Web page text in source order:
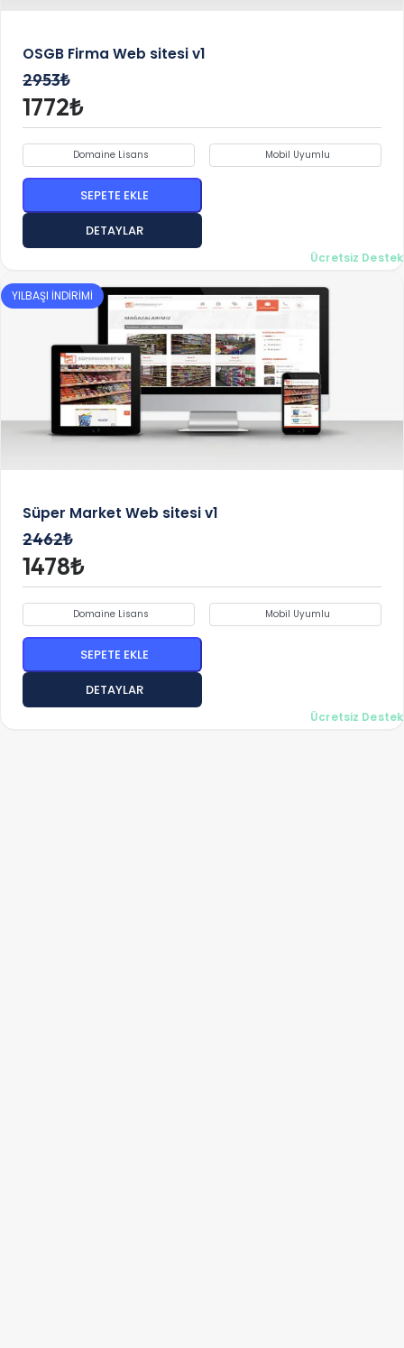
OSGB Firma Web sitesi v1
2953₺
1772₺
Ücretsiz Destek
Domaine Lisans Mobil Uyumlu
SEPETE EKLE
DETAYLAR
YILBAŞI İNDİRİMİ
Süper Market Web sitesi v1
2462₺
1478₺
Ücretsiz Destek
Domaine Lisans Mobil Uyumlu
SEPETE EKLE
DETAYLAR